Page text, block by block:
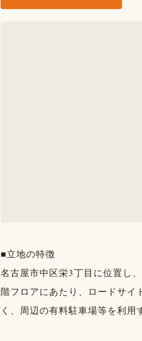
■立地の特徴
名古屋市中区栄3丁目に位置し
階フロアにあたり、ロードサイ
く、周辺の有料駐車場等を利用